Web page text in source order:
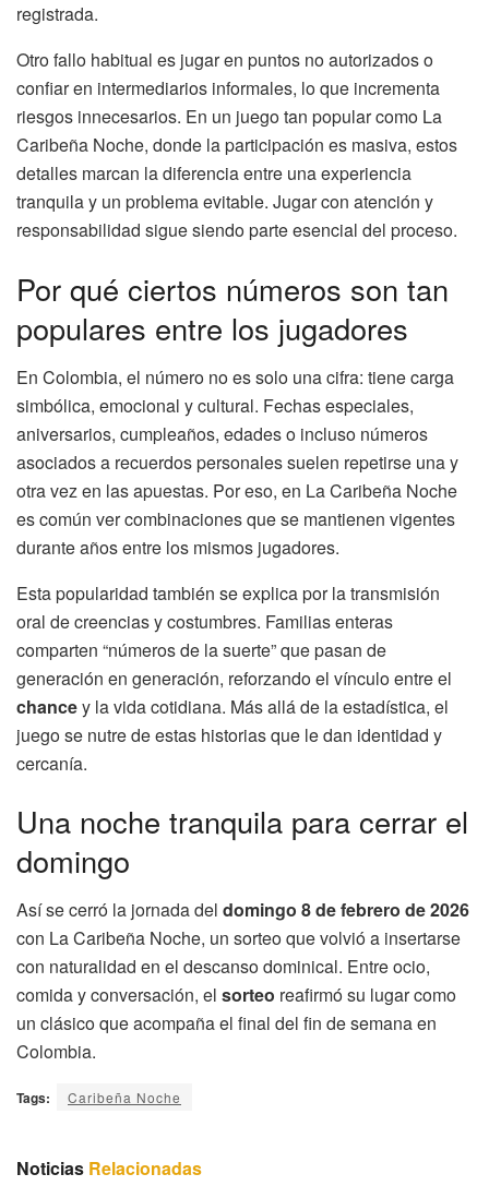
registrada.
Otro fallo habitual es jugar en puntos no autorizados o
confiar en intermediarios informales, lo que incrementa
riesgos innecesarios. En un juego tan popular como La
Caribeña Noche, donde la participación es masiva, estos
detalles marcan la diferencia entre una experiencia
tranquila y un problema evitable. Jugar con atención y
responsabilidad sigue siendo parte esencial del proceso.
Por qué ciertos números son tan
populares entre los jugadores
En Colombia, el número no es solo una cifra: tiene carga
simbólica, emocional y cultural. Fechas especiales,
aniversarios, cumpleaños, edades o incluso números
asociados a recuerdos personales suelen repetirse una y
otra vez en las apuestas. Por eso, en La Caribeña Noche
es común ver combinaciones que se mantienen vigentes
durante años entre los mismos jugadores.
Esta popularidad también se explica por la transmisión
oral de creencias y costumbres. Familias enteras
comparten “números de la suerte” que pasan de
generación en generación, reforzando el vínculo entre el
chancey la vida cotidiana. Más allá de la estadística, el
juego se nutre de estas historias que le dan identidad y
cercanía.
Una noche tranquila para cerrar el
domingo
Así se cerró la jornada del domingo 8 de febrero de 2026
con La Caribeña Noche, un sorteo que volvió a insertarse
con naturalidad en el descanso dominical. Entre ocio,
comida y conversación, el sorteo reafirmó su lugar como
un clásico que acompaña el final del fin de semana en
Colombia.
Tags: Caribeña Noche
Noticias Relacionadas